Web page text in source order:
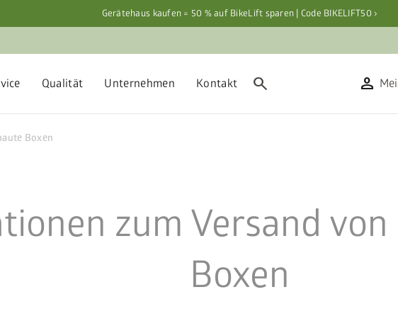
Gerätehaus kaufen = 50 % auf BikeLift sparen | Code BIKELIFT50 ›
Qualität Unternehmen Kontakt search person
Boxen
zum Versand
Boxen